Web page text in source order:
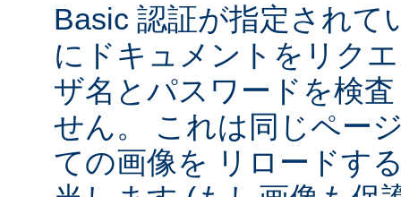
Basic 認証が指定されて
にドキュメントをリク
ザ名とパスワードを検
せん。 これは同じペー
ての画像を リロードす